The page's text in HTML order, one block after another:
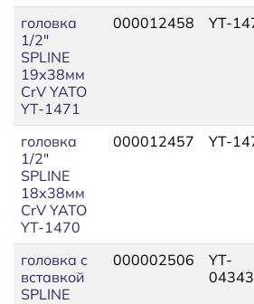
головка
1/2"
SPLINE
19х38мм
CrV YATO
YT-1471
000012458 YT-
головка
1/2"
SPLINE
18х38мм
CrV YATO
YT-1470
000012457 YT-
головка с
вставкой
SPLINE
000002506
YT-
04343